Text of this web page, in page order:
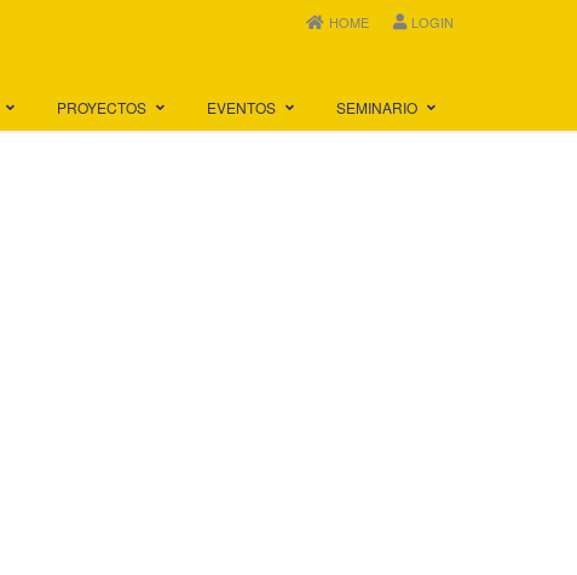
HOME LOGIN
PROYECTOS EVENTOS SEMINARIO